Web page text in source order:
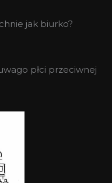
jak biurko?
płci przeciwnej